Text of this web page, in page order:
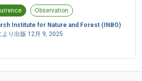
Observation
Institute for Nature and Forest (INBO)
より出版 12月 9, 2025